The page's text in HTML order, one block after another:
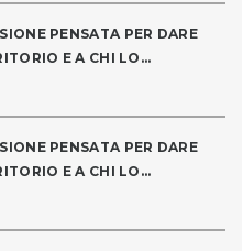
PENSATA PER DARE
E A CHI LO...
PENSATA PER DARE
E A CHI LO...